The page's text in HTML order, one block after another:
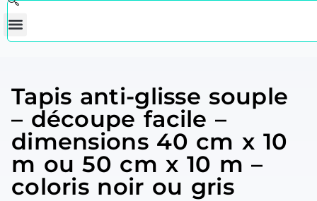
Tapis anti-glisse souple
– découpe facile –
dimensions 40 cm x 10
m ou 50 cm x 10 m –
coloris noir ou gris